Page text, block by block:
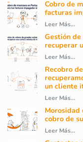
Cobro de
facturas
Leer Más...
Gestión
recuperar
Leer Más...
Recobro
un cliente
Leer Más...
Morosidad
cobro de
Leer Más...